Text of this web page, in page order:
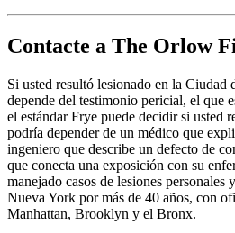
Contacte a The Orlow
Si usted resultó lesionado en la Ciudad
depende del testimonio pericial, el que
el estándar Frye puede decidir si usted
podría depender de un médico que
ingeniero que describe un defecto de
que conecta una exposición con su
manejado casos de lesiones
Nueva York por más de 40 años, con
Manhattan, Brooklyn y el Bronx.